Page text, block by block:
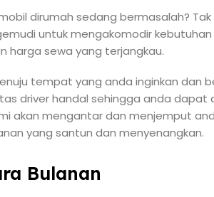
dirumah sedang bermasalah?
untuk mengakomodir
harga sewa yang terjangkau.
tempat yang anda inginkan dan
driver handal sehingga anda dapat
akan mengantar dan menjemput
yang santun dan menyenangkan.
Bulanan